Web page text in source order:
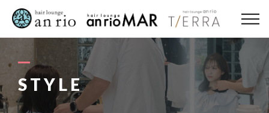
STYLE
ABOUT US